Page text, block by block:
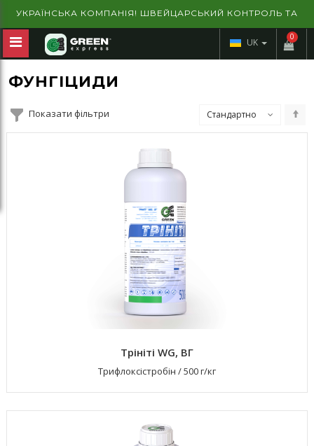
УКРАЇНСЬКА КОМПАНІЯ! ШВЕЙЦАРСЬКИЙ КОНТРОЛЬ ТА
ГАРАНТІЯ ЯКОСТІ!
0
UK
ФУНГІЦИДИ
Показати фільтри Стандартно
Трініті WG, ВГ
Трифлоксістробін /500 г/кг